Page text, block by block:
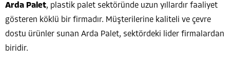
Arda Palet, plastik palet sektöründe uzun yıllardır faaliyet
gösteren köklü bir firmadır. Müşterilerine kaliteli ve çevre
dostu ürünler sunan Arda Palet, sektördeki lider firmalardan
biridir.